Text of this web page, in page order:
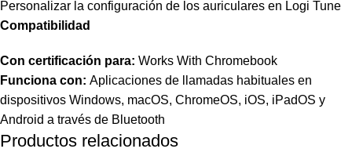
Personalizar la configuración de los auriculares en Logi Tune
Compatibilidad
Con certificación para: Works With Chromebook
Funciona con: Aplicaciones de llamadas habituales en
dispositivos Windows, macOS, ChromeOS, iOS, iPadOS y
Android a través de Bluetooth
Productos relacionados